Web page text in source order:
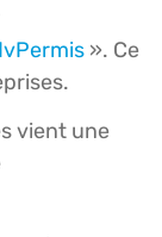
». Ce
vient une